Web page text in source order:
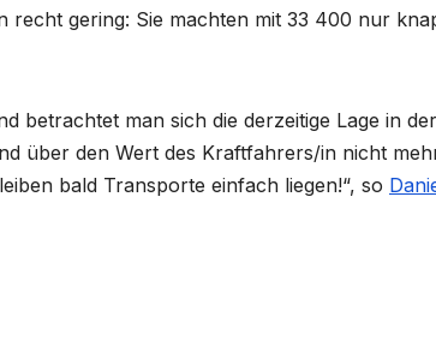
recht gering: Sie machten mit 33 400 nur
betrachtet man sich die derzeitige Lage in der
über den Wert des Kraftfahrers/in nicht
bald Transporte einfach liegen!“, so